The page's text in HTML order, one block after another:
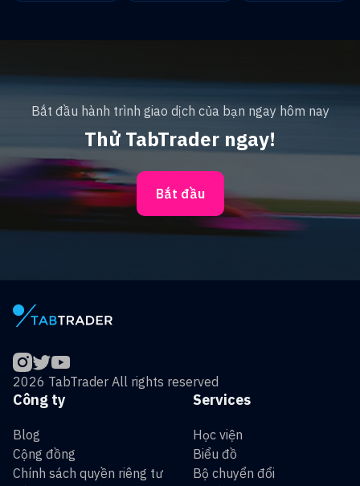
Bắt đầu hành trình giao dịch của bạn ngay hôm nay
Thử TabTrader ngay!
Bắt đầu
2026 TabTrader All rights reserved
Services
Học viện
Biểu đồ
Bộ chuyển đổi
Công ty
Blog
Cộng đồng
Chính sách quyền riêng tư